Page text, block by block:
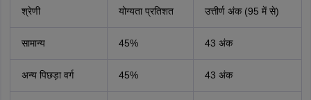
श्रेणी योग्यता प्रतिशत उत्तीर्ण अंक (95 में से)
सामान्य 45% 43 अंक
अन्य पिछड़ा वर्ग 45% 43 अंक